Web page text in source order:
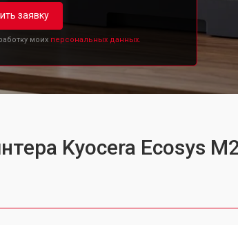
заявку
моих персональных данных.
Kyocera Ecosys